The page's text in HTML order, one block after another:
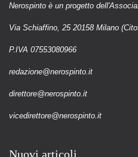
Nerospinto è un progetto
Via Schiaffino, 25 20158 Milano
P.IVA 07553080966
redazione@nerospinto.it
direttore@nerospinto.it
vicedirettore@nerospinto.it
Nuovi articoli